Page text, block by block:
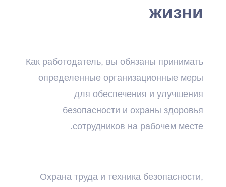
жизни
Как работодатель, вы обязаны принимать
определенные организационные меры
для обеспечения и улучшения
безопасности и охраны здоровья
сотрудников на рабочем месте.
Охрана труда и техника безопасности,